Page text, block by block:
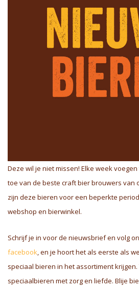
Deze wil je niet missen! Elke week
toe van de beste craft bier brouwers van
zijn deze bieren voor een beperkte
webshop en bierwinkel.
Schrijf je in voor de nieuwsbrief en volg
facebook, en je hoort het als eerste als
speciaal bieren in het assortiment
speciaalbieren met zorg en liefde. Blije